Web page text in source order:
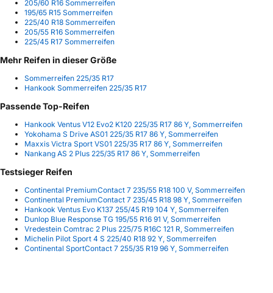
205/60 R16 Sommerreifen
195/65 R15 Sommerreifen
225/40 R18 Sommerreifen
205/55 R16 Sommerreifen
225/45 R17 Sommerreifen
Mehr Reifen in dieser Größe
Sommerreifen 225/35 R17
Hankook Sommerreifen 225/35 R17
Passende Top-Reifen
Hankook Ventus V12 Evo2 K120 225/35 R17 86 Y, Sommerreifen
Yokohama S Drive AS01 225/35 R17 86 Y, Sommerreifen
Maxxis Victra Sport VS01 225/35 R17 86 Y, Sommerreifen
Nankang AS 2 Plus 225/35 R17 86 Y, Sommerreifen
Testsieger Reifen
Continental PremiumContact 7 235/55 R18 100 V, Sommerreifen
Continental PremiumContact 7 235/45 R18 98 Y, Sommerreifen
Hankook Ventus Evo K137 255/45 R19 104 Y, Sommerreifen
Dunlop Blue Response TG 195/55 R16 91 V, Sommerreifen
Vredestein Comtrac 2 Plus 225/75 R16C 121 R, Sommerreifen
Michelin Pilot Sport 4 S 225/40 R18 92 Y, Sommerreifen
Continental SportContact 7 255/35 R19 96 Y, Sommerreifen